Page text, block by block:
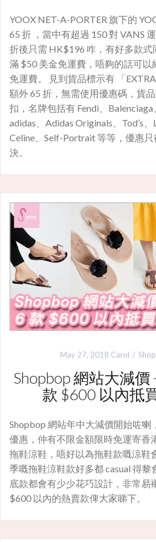
YOOX NET-A-PORTER 旗下的
65 折 ，當中有超過 150 對 VANS
折後只需 HK$196 咋，有好多款
滿 $50 美金免運費，唔夠的話可以
免運費。 見到貨品標示有 「
額外 65 折，無需使用優惠碼，貨
扣，名牌包括有 Fendi、Balenciaga
adidas、Adidas Originals、Tod’s、
Celine、Self-Portrait 等等，優惠
決。
May 27, 2018 Carol
Shopbop 網站大減
款 $600 以內抵
Shopbop 網站年中大減價開始咗
優惠，仲有不限金額限時免運寄香
拖鞋涼鞋，唔好以為拖鞋款嘅涼鞋
季嘅拖鞋涼鞋款好多都 casual 得
底款都會有少少花巧設計，非常易
$600 以內的熱賣款俾大家睇下。